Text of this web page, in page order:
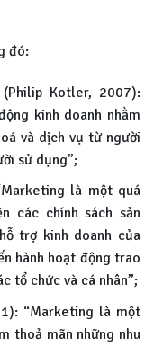
đó:
Kotler, 2007):
kinh doanh nhằm
và dịch vụ từ người
sử dụng”;
là một quá
các chính sách sản
trợ kinh doanh của
hành hoạt động trao
tổ chức và cá nhân”;
“Marketing là một
thoả mãn những nhu